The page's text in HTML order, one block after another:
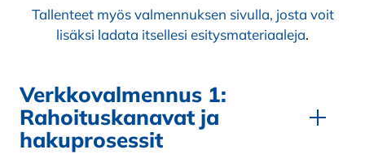
Tallenteet myös valmennuksen sivulla, josta voit
lisäksi ladata itsellesi esitysmateriaaleja.
Verkkovalmennus 1:
Rahoituskanavat ja
hakuprosessit